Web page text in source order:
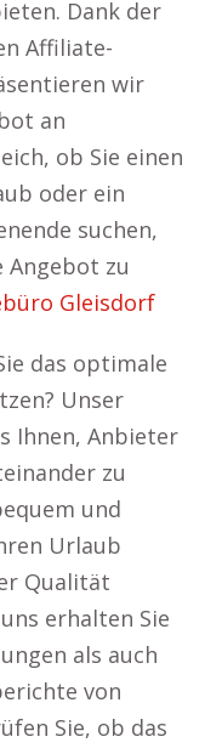
Dank der
Affiliate-
wir
an
ob Sie einen
oder ein
suchen,
Angebot zu
Gleisdorf
das optimale
Unser
Ihnen, Anbieter
zu
und
Urlaub
Qualität
erhalten Sie
als auch
von
Sie, ob das